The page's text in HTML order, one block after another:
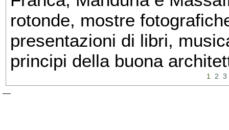
rotonde, mostre
presentazioni di libri,
principi della buona
1 2 3